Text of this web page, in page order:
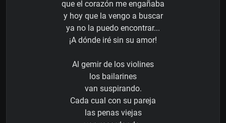
que el corazón me engañaba
y hoy que la vengo a buscar
ya no la puedo encontrar...
¡A dónde iré sin su amor!
Al gemir de los violines
los bailarines
van suspirando.
Cada cual con su pareja
las penas viejas